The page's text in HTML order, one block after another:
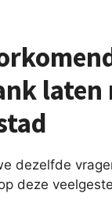
laten
dezelfde
deze